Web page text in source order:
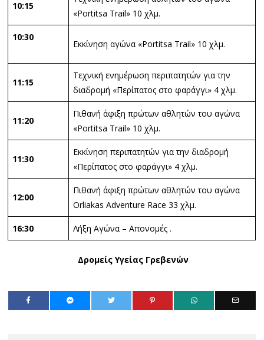
10:15
«Portitsa Trail» 10 χλμ.
10:30
Εκκίνηση αγώνα «Portitsa Trail» 10 χλμ.
11:15
Τεχνική ενημέρωση περιπατητών για την
διαδρομή «Περίπατος στο φαράγγι» 4 χλμ.
11:20
Πιθανή άφιξη πρώτων αθλητών του αγώνα
«Portitsa Trail» 10 χλμ.
11:30
Εκκίνηση περιπατητών για την διαδρομή
«Περίπατος στο φαράγγι» 4 χλμ.
12:00
Πιθανή άφιξη πρώτων αθλητών του αγώνα
Orliakas Adventure Race 33 χλμ.
16:30 Λήξη Αγώνα – Απονομές .
Δρομείς Υγείας Γρεβενών